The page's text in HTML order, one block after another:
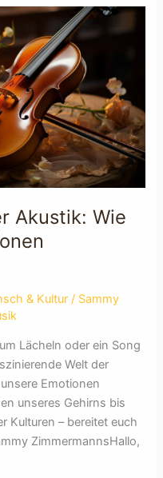
Akustik: Wie
& Kultur / Sammy
Lächeln oder ein Song
Welt der
Emotionen
unseres Gehirns bis
Kulturen – bereitet euch
ZimmermannsHallo,